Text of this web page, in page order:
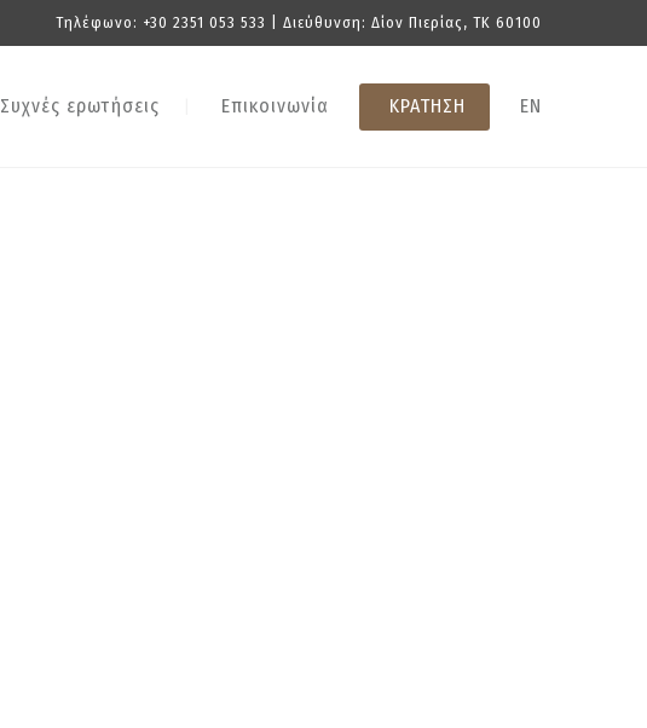
Τηλέφωνο: +30 2351 053 533 | Διεύθυνση: Δίον Πιερίας, TK 60100
Συχνές ερωτήσεις Επικοινωνία ΚΡΑΤΗΣΗ EN